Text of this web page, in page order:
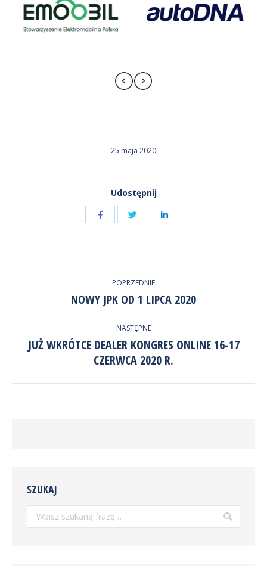
25 maja 2020
Udostępnij
Udostępnij
przez
Twitter
Udostępnij
WPISÓW
POPRZEDNIE
Poprzedni
NOWY JPK OD 1 LIPCA 2020
NASTĘPNE
Następny
wpis:
JUŻ WKRÓTCE DEALER KONGRES ONLINE 16-17
CZERWCA 2020 R.
SZUKAJ
Szukaj: